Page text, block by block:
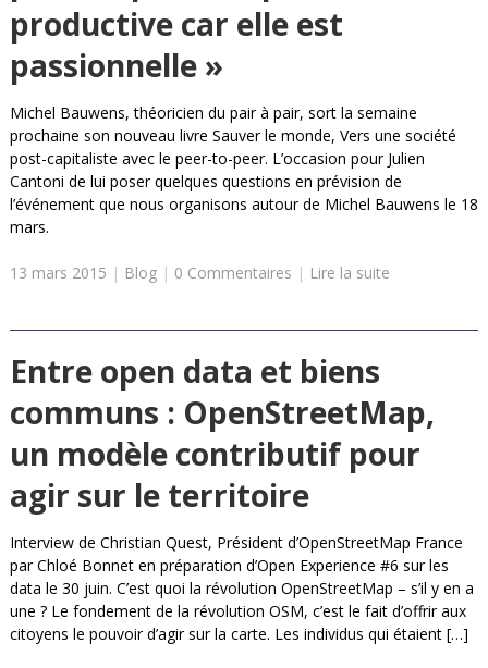
productive car elle est
passionnelle »
Michel Bauwens, théoricien du pair à pair, sort la semaine
prochaine son nouveau livre Sauver le monde, Vers une société
post-capitaliste avec le peer-to-peer. L’occasion pour Julien
Cantoni de lui poser quelques questions en prévision de
l’événement que nous organisons autour de Michel Bauwens le 18
mars.
13 mars 2015 | Blog | 0 Commentaires | Lire la suite
Entre open data et biens
communs : OpenStreetMap,
un modèle contributif pour
agir sur le territoire
Interview de Christian Quest, Président d’OpenStreetMap France
par Chloé Bonnet en préparation d’Open Experience #6 sur les
data le 30 juin. C’est quoi la révolution OpenStreetMap – s’il y en a
une ? Le fondement de la révolution OSM, c’est le fait d’offrir aux
citoyens le pouvoir d’agir sur la carte. Les individus qui étaient […]